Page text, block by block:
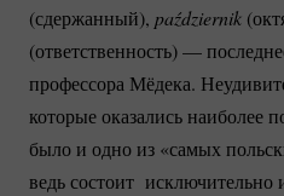
(сдержанный), październik
(ответственность) —
профессора Мёдека.
которые оказались наиболее
было и одно из «самых
ведь состоит исключительно